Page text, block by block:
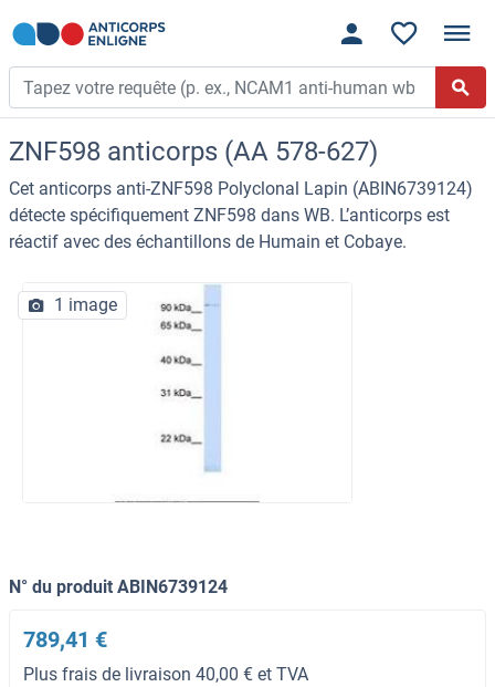
ZNF598 anticorps (AA 578-627)
Cet anticorps anti-ZNF598 Polyclonal Lapin (ABIN6739124)
détecte spécifiquement ZNF598 dans WB. L’anticorps est
réactif avec des échantillons de Humain et Cobaye.
1 image
N° du produit ABIN6739124
789,41 €
Plus frais de livraison 40,00 € et TVA